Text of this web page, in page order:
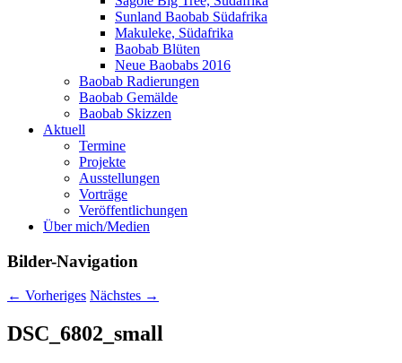
Sunland Baobab Südafrika
Makuleke, Südafrika
Baobab Blüten
Neue Baobabs 2016
Baobab Radierungen
Baobab Gemälde
Baobab Skizzen
Aktuell
Termine
Projekte
Ausstellungen
Vorträge
Veröffentlichungen
Über mich/Medien
Bilder-Navigation
← Vorheriges Nächstes →
DSC_6802_small